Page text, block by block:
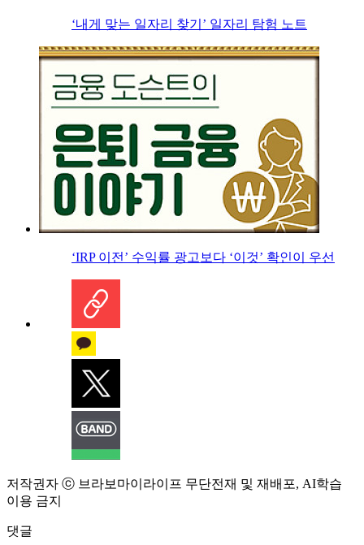
‘내게 맞는 일자리 찾기’ 일자리 탐험 노트
‘IRP 이전’ 수익률 광고보다 ‘이것’ 확인이 우선
저작권자 ⓒ 브라보마이라이프 무단전재 및 재배포, AI학습
이용 금지
댓글